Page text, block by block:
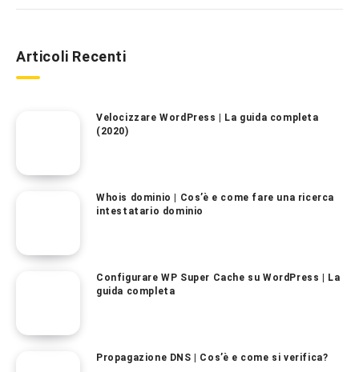
Articoli Recenti
Velocizzare WordPress | La guida completa
(2020)
Whois dominio | Cos’è e come fare una ricerca
intestatario dominio
Configurare WP Super Cache su WordPress | La
guida completa
Propagazione DNS | Cos’è e come si verifica?